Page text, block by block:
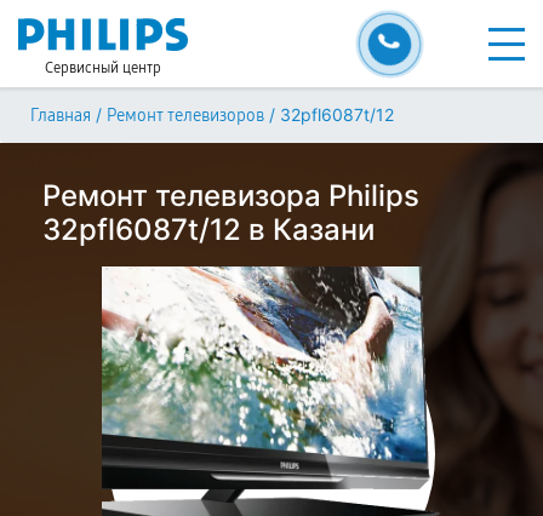
Сервисный центр
Главная / Ремонт телевизоров / 32pfl6087t/12
Ремонт телевизора Philips
32pfl6087t/12 в Казани